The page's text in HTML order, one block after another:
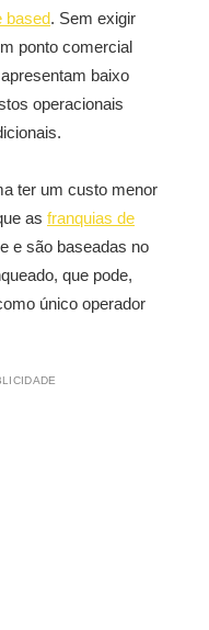
based. Sem exigir
ponto comercial
baixo
operacionais
ter um custo menor
as franquias de
e são baseadas no
que pode,
único operador